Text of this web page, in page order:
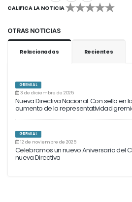
CALIFICA LA NOTICIA
1 2 3 4 5
OTRAS NOTICIAS
Relacionadas Recientes
GREMIAL
3 de diciembre de 2025
Nueva Directiva Nacional: Con sello en
aumento de la representatividad
GREMIAL
12 de noviembre de 2025
Celebramos un nuevo Aniversario del
nueva Directiva